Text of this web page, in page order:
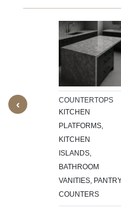
‹
COUNTERTOPS
KITCHEN
PLATFORMS,
KITCHEN
ISLANDS,
BATHROOM
VANITIES,
COUNTERS